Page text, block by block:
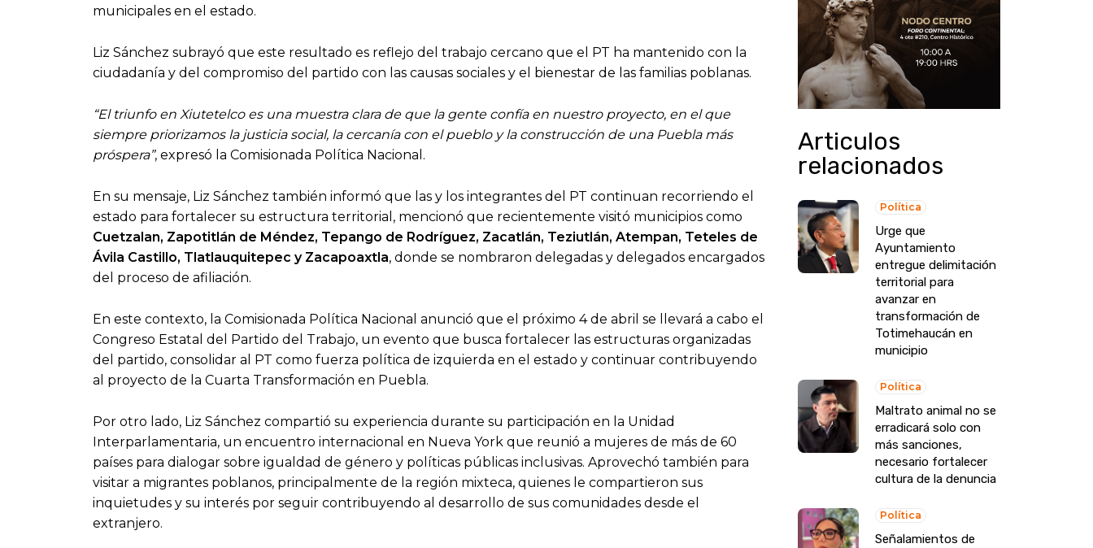
municipales en el estado.
Liz Sánchez subrayó que este resultado es reflejo del trabajo cercano que el PT ha mantenido con la
ciudadanía y del compromiso del partido con las causas sociales y el bienestar de las familias poblanas.
“El triunfo en Xiutetelco es una muestra clara de que la gente confía en nuestro proyecto, en el que
siempre priorizamos la justicia social, la cercanía con el pueblo y la construcción de una Puebla más
próspera”, expresó la Comisionada Política Nacional.
En su mensaje, Liz Sánchez también informó que las y los integrantes del PT continuan recorriendo el
estado para fortalecer su estructura territorial, mencionó que recientemente visitó municipios como
Cuetzalan, Zapotitlán de Méndez, Tepango de Rodríguez, Zacatlán, Teziutlán, Atempan, Teteles de
Ávila Castillo, Tlatlauquitepec y Zacapoaxtla, donde se nombraron delegadas y delegados encargados
del proceso de afiliación.
En este contexto, la Comisionada Política Nacional anunció que el próximo 4 de abril se llevará a cabo el
Congreso Estatal del Partido del Trabajo, un evento que busca fortalecer las estructuras organizadas
del partido, consolidar al PT como fuerza política de izquierda en el estado y continuar contribuyendo
al proyecto de la Cuarta Transformación en Puebla.
Por otro lado, Liz Sánchez compartió su experiencia durante su participación en la Unidad
Interparlamentaria, un encuentro internacional en Nueva York que reunió a mujeres de más de 60
países para dialogar sobre igualdad de género y políticas públicas inclusivas. Aprovechó también para
visitar a migrantes poblanos, principalmente de la región mixteca, quienes le compartieron sus
inquietudes y su interés por seguir contribuyendo al desarrollo de sus comunidades desde el
extranjero.
Articulos
relacionados
Política
Urge que
Ayuntamiento
entregue delimitación
territorial para
avanzar en
transformación de
Totimehaucán en
municipio
Política
Maltrato animal no se
erradicará solo con
más sanciones,
necesario fortalecer
cultura de la denuncia
Política
Señalamientos de